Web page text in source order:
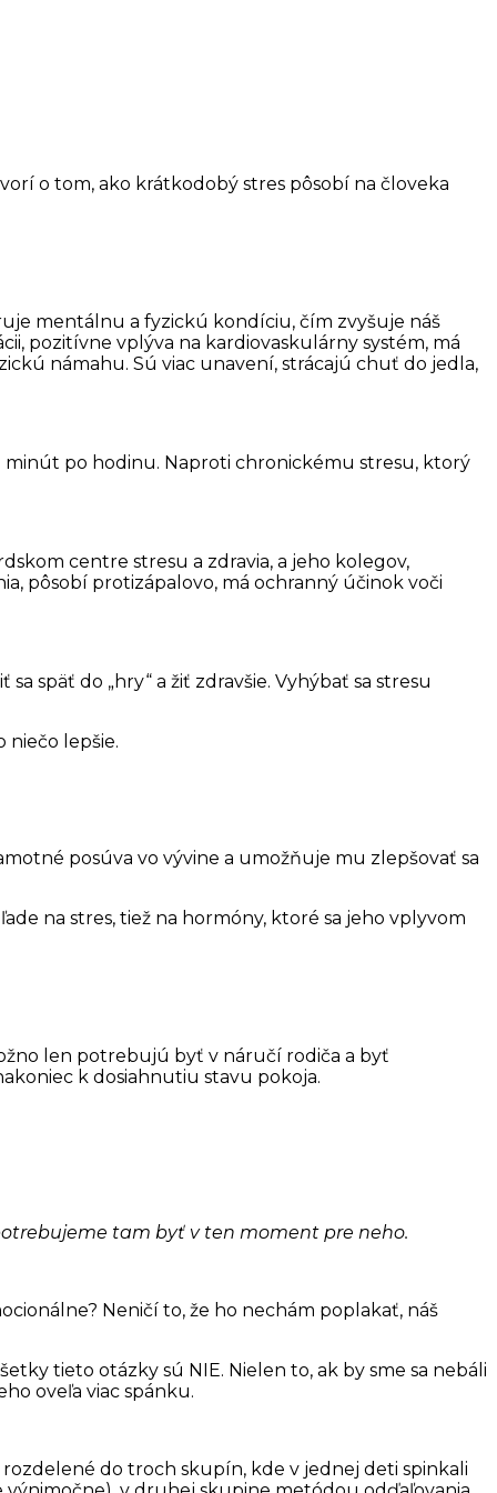
o tom, ako krátkodobý stres pôsobí na človeka
mentálnu a fyzickú kondíciu, čím zvyšuje náš
pozitívne vplýva na kardiovaskulárny systém, má
námahu. Sú viac unavení, strácajú chuť do jedla,
po hodinu. Naproti chronickému stresu, ktorý
centre stresu a zdravia, a jeho kolegov,
pôsobí protizápalovo, má ochranný účinok voči
späť do „hry“ a žiť zdravšie. Vyhýbať sa stresu
niečo lepšie.
posúva vo vývine a umožňuje mu zlepšovať sa
na stres, tiež na hormóny, ktoré sa jeho vplyvom
len potrebujú byť v náručí rodiča a byť
k dosiahnutiu stavu pokoja.
tam byť v ten moment pre neho.
Neničí to, že ho nechám poplakať, náš
tieto otázky sú NIE. Nielen to, ak by sme sa nebáli
oveľa viac spánku.
do troch skupín, kde v jednej deti spinkali